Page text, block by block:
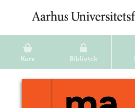
Kurv Bibliotek